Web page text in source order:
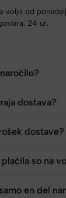
voljo od
24 ur.
dostava?
dostave?
so na
en del